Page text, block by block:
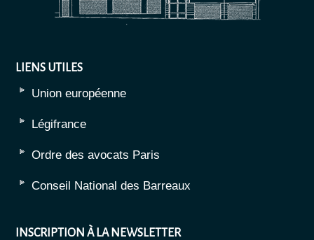
LIENS UTILES
Union européenne
Légifrance
Ordre des avocats Paris
Conseil National des Barreaux
INSCRIPTION À LA NEWSLETTER